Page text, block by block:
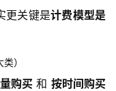
更关键是计费模型是
）
购买 和 按时间购买